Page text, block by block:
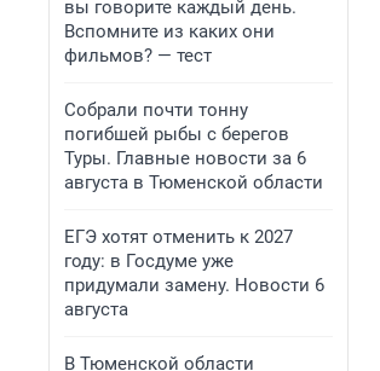
вы говорите каждый день.
Вспомните из каких они
фильмов? — тест
Собрали почти тонну
погибшей рыбы с берегов
Туры. Главные новости за 6
августа в Тюменской области
ЕГЭ хотят отменить к 2027
году: в Госдуме уже
придумали замену. Новости 6
августа
В Тюменской области